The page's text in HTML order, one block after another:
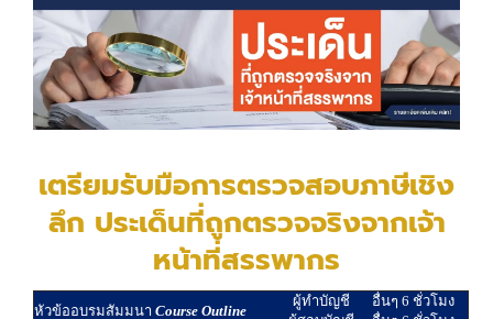
เตรียมรับมือการตรวจสอบภาษีเชิง
ลึก ประเด็นที่ถูกตรวจจริงจากเจ้า
หน้าที่สรรพากร
หัวข้ออบรมสัมมนา Course Outline
ผู้ทำบัญชี
อื่นๆ 6 ชั่วโมง